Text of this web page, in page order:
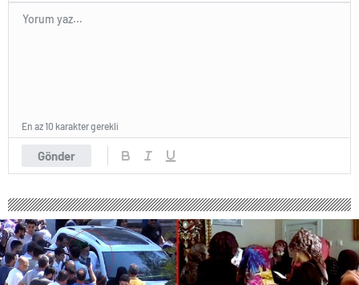
Gönder
En az 10 karakter gerekli